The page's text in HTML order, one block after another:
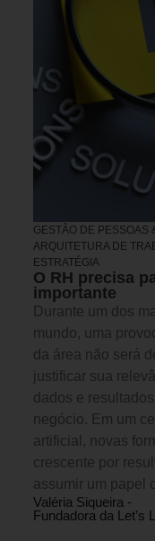
GESTÃO DE PESSOAS
ARQUITETURA DE
ESTRATÉGIA
O RH precisa
importante
Durante um dos
mundo, uma
da área não será
justificar sua
dados e
negócio. Em um
artificial, novas
crescente por
assumir um papel
Valéria Siqueira -
Fundadora da Let’s